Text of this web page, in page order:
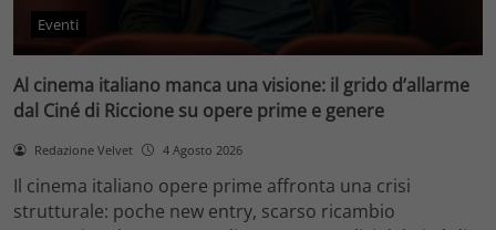
Eventi
Al cinema italiano manca una visione: il grido d’allarme
dal Ciné di Riccione su opere prime e genere
Redazione Velvet 4 Agosto 2026
Il cinema italiano opere prime affronta una crisi
strutturale: poche new entry, scarso ricambio